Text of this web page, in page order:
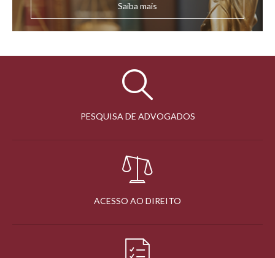
Saiba mais
PESQUISA DE ADVOGADOS
ACESSO AO DIREITO